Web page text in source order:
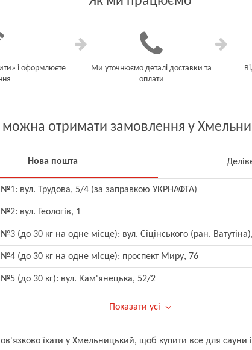
і оформлюєте
Ми уточнюємо деталі доставки та
оплати
отримати замовлення у
Нова пошта
№1: вул. Трудова, 5/4 (за заправкою УКРНАФТА)
вул. Геологів, 1
(до 30 кг на одне місце): вул. Сіцінського (ран.
№4 (до 30 кг на одне місце): проспект Миру, 76
№5 (до 30 кг): вул. Кам'янецька, 52/2
Показати усі
їхати у Хмельницький, щоб купити все для